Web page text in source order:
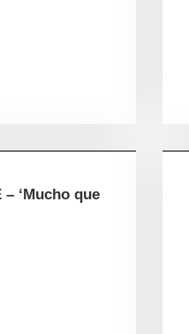
‘Mucho que